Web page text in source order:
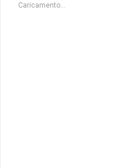
Caricamento...